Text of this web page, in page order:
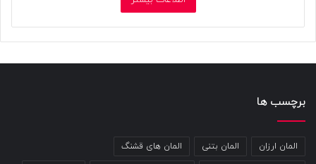
برچسب ها
المان ارزان المان بتنی المان های قشنگ